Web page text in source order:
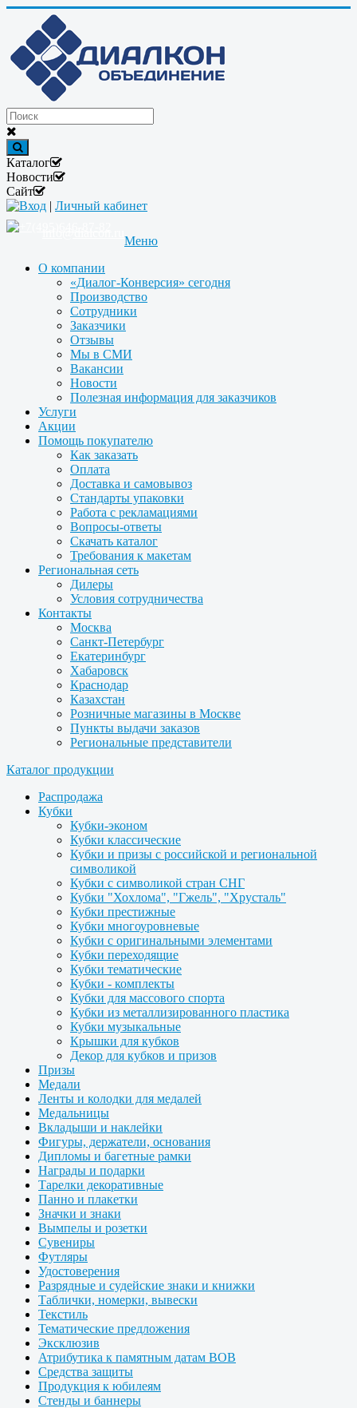
Каталог
Новости
Сайт
Вход | Личный кабинет
Меню
О компании
«Диалог-Конверсия» сегодня
Производство
Сотрудники
Заказчики
Отзывы
Мы в СМИ
Вакансии
Новости
Полезная информация для заказчиков
Услуги
Акции
Помощь покупателю
Как заказать
Оплата
Доставка и самовывоз
Стандарты упаковки
Работа с рекламациями
Вопросы-ответы
Скачать каталог
Требования к макетам
Региональная сеть
Дилеры
Условия сотрудничества
Контакты
Москва
Санкт-Петербург
Екатеринбург
Хабаровск
Краснодар
Казахстан
Розничные магазины в Москве
Пункты выдачи заказов
Региональные представители
Каталог продукции
Распродажа
Кубки
Кубки-эконом
Кубки классические
Кубки и призы с российской и региональной
символикой
Кубки с символикой стран СНГ
Кубки "Хохлома", "Гжель", "Хрусталь"
Кубки престижные
Кубки многоуровневые
Кубки с оригинальными элементами
Кубки переходящие
Кубки тематические
Кубки - комплекты
Кубки для массового спорта
Кубки из металлизированного пластика
Кубки музыкальные
Крышки для кубков
Декор для кубков и призов
Призы
Медали
Ленты и колодки для медалей
Медальницы
Вкладыши и наклейки
Фигуры, держатели, основания
Дипломы и багетные рамки
Награды и подарки
Тарелки декоративные
Панно и плакетки
Значки и знаки
Вымпелы и розетки
Сувениры
Футляры
Удостоверения
Разрядные и судейские знаки и книжки
Таблички, номерки, вывески
Текстиль
Тематические предложения
Эксклюзив
Атрибутика к памятным датам ВОВ
Средства защиты
Продукция к юбилеям
Стенды и баннеры